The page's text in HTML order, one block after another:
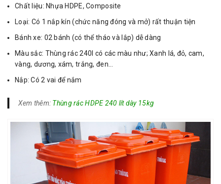
Chất liệu: Nhựa HDPE, Composite
Loại: Có 1 nắp kín (chức năng đóng và mở) rất thuận tiện
Bánh xe: 02 bánh (có thể tháo và lắp) dễ dàng
Màu sắc: Thùng rác 240l có các màu như; Xanh lá, đỏ, cam,
vàng, dương, xám, trắng, đen…
Nắp: Có 2 vai để nắm
Xem thêm: Thùng rác HDPE 240 lít dày 15kg